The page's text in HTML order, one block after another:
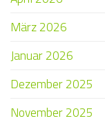
März 2026
Januar 2026
Dezember 2025
November 2025